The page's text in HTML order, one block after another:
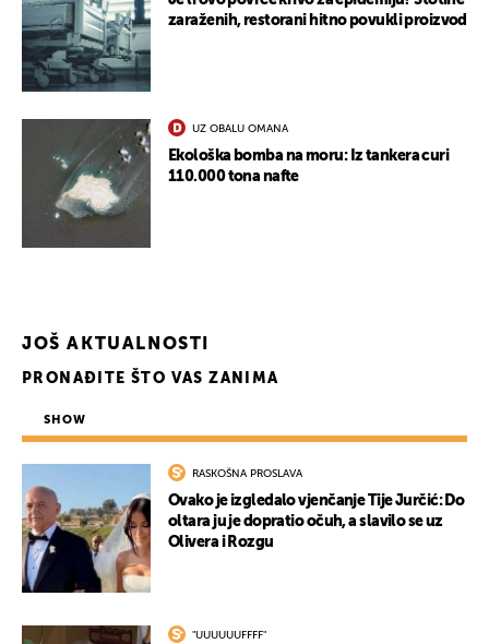
zaraženih, restorani hitno povukli proizvod
UZ OBALU OMANA
Ekološka bomba na moru: Iz tankera curi
110.000 tona nafte
JOŠ AKTUALNOSTI
PRONAĐITE ŠTO VAS ZANIMA
SHOW
RASKOŠNA PROSLAVA
Ovako je izgledalo vjenčanje Tije Jurčić: Do
oltara ju je dopratio očuh, a slavilo se uz
Olivera i Rozgu
"UUUUUUFFFF"